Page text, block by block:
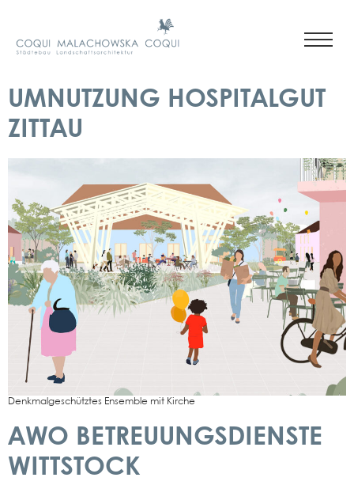
UMNUTZUNG HOSPITALGUT
ZITTAU
Denk­mal­ge­schütz­tes Ensem­ble mit Kir­che
AWO BETREUUNGSDIENSTE
WITTSTOCK